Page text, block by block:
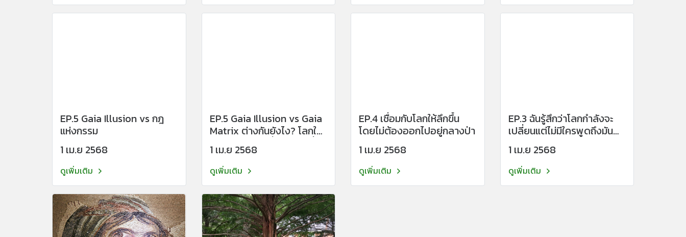
EP.5 Gaia Illusion vs กฎ
แห่งกรรม
1 เม.ย 2568
ดูเพิ่มเติม
EP.5 Gaia Illusion vs Gaia
Matrix ต่างกันยังไง? โลกใบ
เดียวกัน แต่สิ่งที่คุณอยู่ในนั้น
อาจไม่เหมือนกัน
1 เม.ย 2568
ดูเพิ่มเติม
EP.4 เชื่อมกับโลกให้ลึกขึ้น
โดยไม่ต้องออกไปอยู่กลางป่า
1 เม.ย 2568
ดูเพิ่มเติม
EP.3 ฉันรู้สึกว่าโลกกำลังจะ
เปลี่ยนแต่ไม่มีใครพูดถึงมัน
เลย
1 เม.ย 2568
ดูเพิ่มเติม